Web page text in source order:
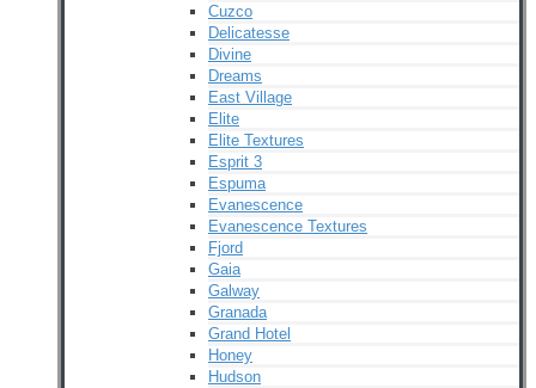
Cuzco
Delicatesse
Divine
Dreams
East Village
Elite
Elite Textures
Esprit 3
Espuma
Evanescence
Evanescence Textures
Fjord
Gaia
Galway
Granada
Grand Hotel
Honey
Hudson